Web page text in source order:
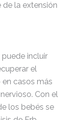
la extensión
incluir
el
casos más
Con el
los bebés se